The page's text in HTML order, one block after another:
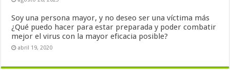
Soy una persona mayor, y no deseo ser una víctima más
¿Qué puedo hacer para estar preparada y poder combatir
mejor el virus con la mayor eficacia posible?
abril 19, 2020